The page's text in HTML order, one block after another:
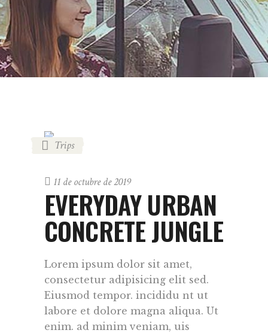
Trips
11 de octubre de 2019
EVERYDAY URBAN
CONCRETE JUNGLE
Lorem ipsum dolor sit amet,
consectetur adipisicing elit sed.
Eiusmod tempor. incididu nt ut
labore et dolore magna aliqua. Ut
enim. ad minim veniam, uis